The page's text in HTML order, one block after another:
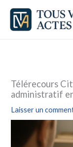
Aller
contenu
Télérecours
administratif
Laisser un